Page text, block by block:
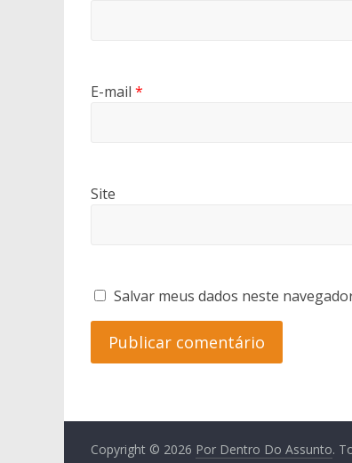
E-mail *
Site
Salvar meus dados neste
Copyright © 2026 Por Dentro Do Assunto.